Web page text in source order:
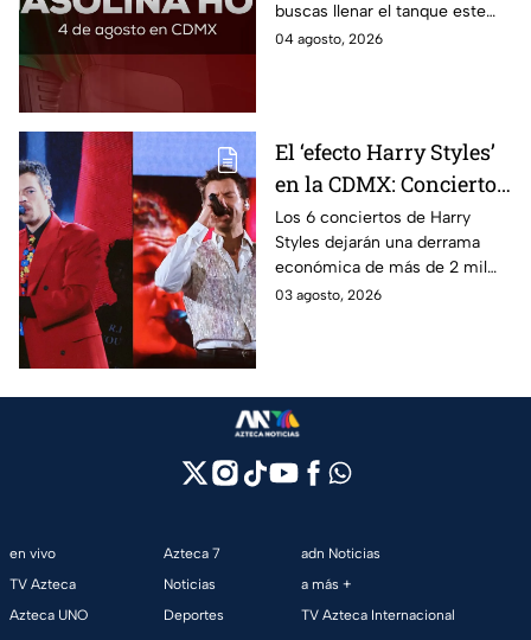
buscas llenar el tanque este
martes 4 de agosto 2026; aquí
04 agosto, 2026
El ‘efecto Harry Styles’
en la CDMX: Conciertos
dejarán derrama de
más de 2 mil millones
de pesos
Los 6 conciertos de Harry
Styles dejarán una derrama
económica de más de 2 mil
millones de pesos en CDMX,
03 agosto, 2026
en vivo
TV Azteca
Azteca UNO
Azteca 7
Noticias
Deportes
adn Noticias
a más +
TV Azteca Internacional